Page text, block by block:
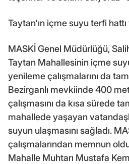
Taytan'ın içme suyu terfi
MASKİ Genel Müdürlüğü,
Taytan Mahallesinin içme
yenileme çalışmalarını da
Bezirganlı mevkiinde 400
çalışmasını da kısa sürede
mahallede yaşayan
suyun ulaşmasını sağladı.
çalışmalarından memnun
Mahalle Muhtarı Mustafa